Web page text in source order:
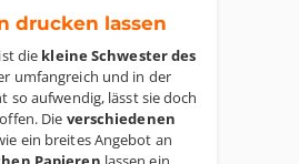
drucken lassen
die kleine Schwester des
umfangreich und in der
so aufwendig, lässt sie doch
Die verschiedenen
ein breites Angebot an